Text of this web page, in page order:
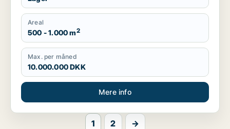
Areal
500 - 1.000 m2
Max. per måned
10.000.000 DKK
Mere info
1 2 →